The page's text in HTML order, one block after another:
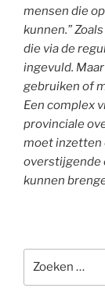
mensen die
kunnen.”
die via de
ingevuld.
gebruiken of
Een complex
provinciale
moet inzetten
overstijgende
kunnen
naar: